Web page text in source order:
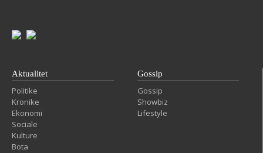
Aktualitet
Politike
Kronike
Ekonomi
Sociale
Kulture
Bota
Gossip
Gossip
Showbiz
Lifestyle